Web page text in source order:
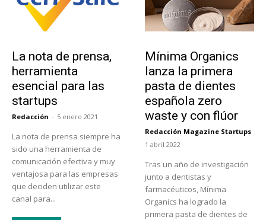
La nota de prensa,
herramienta
esencial para las
startups
Redacción - 5 enero 2021
La nota de prensa siempre ha
sido una herramienta de
comunicación efectiva y muy
ventajosa para las empresas
que deciden utilizar este
canal para...
Mínima Organics
lanza la primera
pasta de dientes
española zero
waste y con flúor
Redacción Magazine Startups
-
1 abril 2022
Tras un año de investigación
junto a dentistas y
farmacéuticos, Mínima
Organics ha logrado la
primera pasta de dientes de